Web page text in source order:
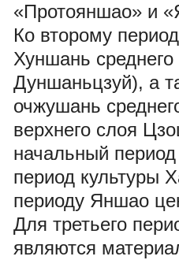
«Протояншао» и
Ко второму
Хуншань
Дуншаньцзуй), а
очжушань
верхнего слоя
начальный
период культуры
периоду Яншао
Для третьего
являются